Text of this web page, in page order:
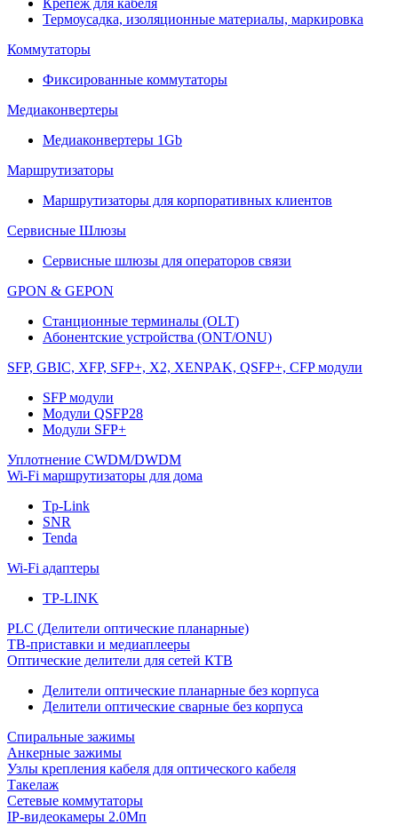
Крепеж для кабеля
Термоусадка, изоляционные материалы, маркировка
Коммутаторы
Фиксированные коммутаторы
Медиаконвертеры
Медиаконвертеры 1Gb
Маршрутизаторы
Маршрутизаторы для корпоративных клиентов
Сервисные Шлюзы
Сервисные шлюзы для операторов связи
GPON & GEPON
Станционные терминалы (OLT)
Абонентские устройства (ONT/ONU)
SFP, GBIC, XFP, SFP+, X2, XENPAK, QSFP+, CFP модули
SFP модули
Модули QSFP28
Модули SFP+
Уплотнение CWDM/DWDM
Wi-Fi маршрутизаторы для дома
Tp-Link
SNR
Tenda
Wi-Fi адаптеры
TP-LINK
PLC (Делители оптические планарные)
ТВ-приставки и медиаплееры
Оптические делители для сетей КТВ
Делители оптические планарные без корпуса
Делители оптические сварные без корпуса
Спиральные зажимы
Анкерные зажимы
Узлы крепления кабеля для оптического кабеля
Такелаж
Сетевые коммутаторы
IP-видеокамеры 2.0Мп